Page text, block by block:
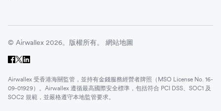
© Airwallex 2026。版權所有。 網站地圖
Airwallex 受香港海關監管，並持有金錢服務經營者牌照（MSO License No. 16-
09-01929）。Airwallex 遵循最高國際安全標準，包括符合 PCI DSS、SOC1 及
SOC2 規範，並嚴格遵守本地監管要求。